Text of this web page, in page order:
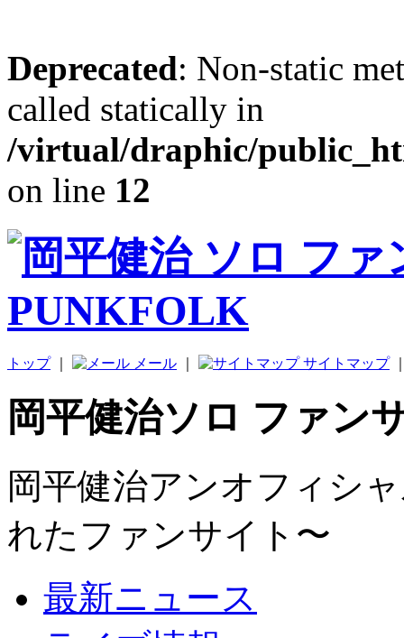
Deprecated: Non-static
called statically in
/virtual/draphic/
on line 12
トップ｜ メール サイトマップ
岡平健治ソロ ファン
岡平健治アンオフィシ
れたファンサイト〜
最新ニュース